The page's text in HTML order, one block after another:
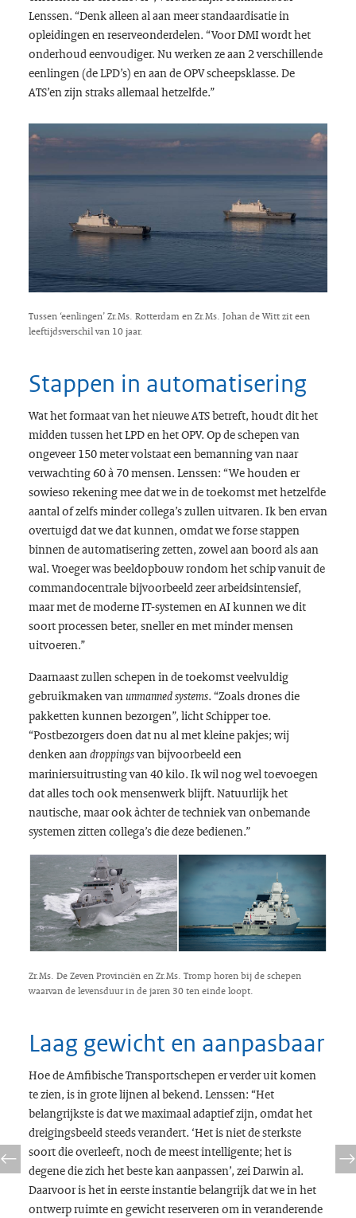
Lenssen. “Denk alleen al aan meer standaardisatie in
opleidingen en reserveonderdelen. “Voor DMI wordt het
onderhoud eenvoudiger. Nu werken ze aan 2 verschillende
eenlingen (de LPD’s) en aan de OPV scheepsklasse. De
ATS’en zijn straks allemaal hetzelfde.”
Tussen ‘eenlingen’ Zr.Ms. Rotterdam en Zr.Ms. Johan de Witt zit een
leeftijdsverschil van 10 jaar.
Stappen in automatisering
Wat het formaat van het nieuwe ATS betreft, houdt dit het
midden tussen het LPD en het OPV. Op de schepen van
ongeveer 150 meter volstaat een bemanning van naar
verwachting 60 à 70 mensen. Lenssen: “We houden er
sowieso rekening mee dat we in de toekomst met hetzelfde
aantal of zelfs minder collega’s zullen uitvaren. Ik ben ervan
overtuigd dat we dat kunnen, omdat we forse stappen
binnen de automatisering zetten, zowel aan boord als aan
wal. Vroeger was beeldopbouw rondom het schip vanuit de
commandocentrale bijvoorbeeld zeer arbeidsintensief,
maar met de moderne IT-systemen en AI kunnen we dit
soort processen beter, sneller en met minder mensen
uitvoeren.”
Daarnaast zullen schepen in de toekomst veelvuldig
gebruikmaken van unmanned systems. “Zoals drones die
pakketten kunnen bezorgen”, licht Schipper toe.
“Postbezorgers doen dat nu al met kleine pakjes; wij
denken aan droppingsvan bijvoorbeeld een
mariniersuitrusting van 40 kilo. Ik wil nog wel toevoegen
dat alles toch ook mensenwerk blijft. Natuurlijk het
nautische, maar ook àchter de techniek van onbemande
systemen zitten collega’s die deze bedienen.”
Zr.Ms. De Zeven Provinciën en Zr.Ms. Tromp horen bij de schepen
waarvan de levensduur in de jaren 30 ten einde loopt.
Laag gewicht en aanpasbaar
Hoe de Amfibische Transportschepen er verder uit komen
te zien, is in grote lijnen al bekend. Lenssen: “Het
belangrijkste is dat we maximaal adaptief zijn, omdat het
dreigingsbeeld steeds verandert. ‘Het is niet de sterkste
soort die overleeft, noch de meest intelligente; het is
degene die zich het beste kan aanpassen’, zei Darwin al.
Daarvoor is het in eerste instantie belangrijk dat we in het
ontwerp ruimte en gewicht reserveren om in veranderende